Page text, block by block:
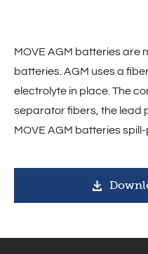
MOVE AGM batteries are
batteries. AGM uses a
electrolyte in place. The
separator fibers, the lead
MOVE AGM batteries